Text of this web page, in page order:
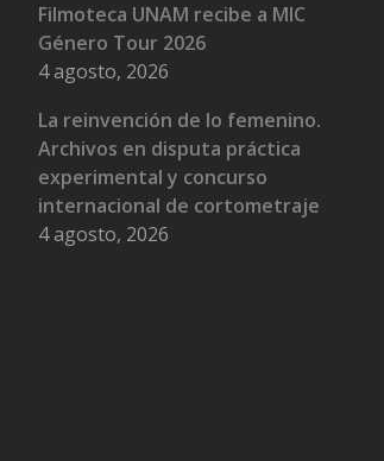
Filmoteca UNAM recibe a MIC
Género Tour 2026
4 agosto, 2026
La reinvención de lo femenino.
Archivos en disputa práctica
experimental y concurso
internacional de cortometraje
4 agosto, 2026